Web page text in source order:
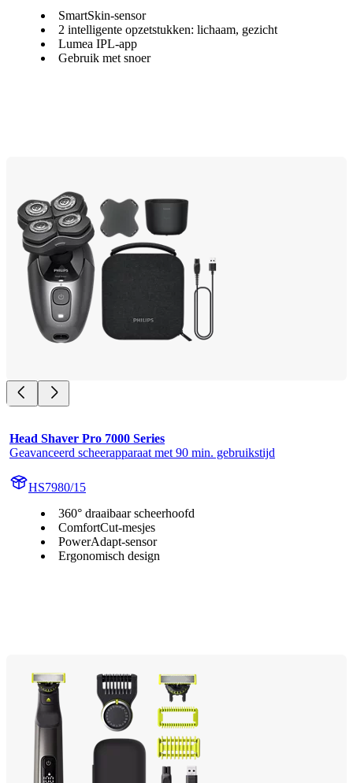
SmartSkin-sensor
2 intelligente opzetstukken: lichaam, gezicht
Lumea IPL-app
Gebruik met snoer
Head Shaver Pro 7000 Series
Geavanceerd scheerapparaat met 90 min. gebruikstijd
HS7980/15
360° draaibaar scheerhoofd
ComfortCut-mesjes
PowerAdapt-sensor
Ergonomisch design